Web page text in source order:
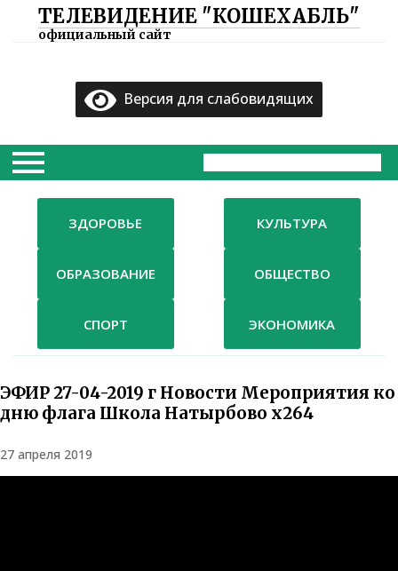
ТЕЛЕВИДЕНИЕ "КОШЕХАБЛЬ"
официальный сайт
Версия для слабовидящих
Документы
ТВ
Контакты
ЗДОРОВЬЕ КУЛЬТУРА
ОБРАЗОВАНИЕ ОБЩЕСТВО
СПОРТ ЭКОНОМИКА
ЭФИР 27-04-2019 г Новости Мероприятия ко
дню флага Школа Натырбово x264
27 апреля 2019